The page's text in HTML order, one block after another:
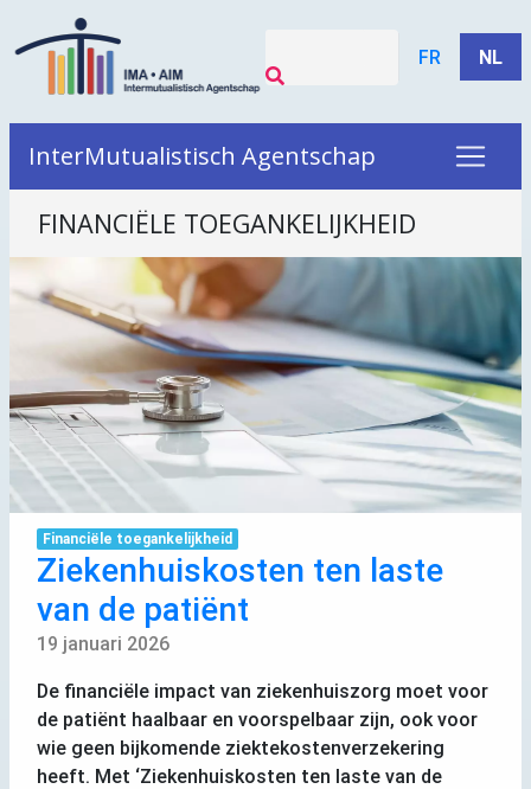
FR NL
InterMutualistisch Agentschap
FINANCIËLE TOEGANKELIJKHEID
Financiële toegankelijkheid
Ziekenhuiskosten ten laste
van de patiënt
19 januari 2026
De financiële impact van ziekenhuiszorg moet voor
de patiënt haalbaar en voorspelbaar zijn, ook voor
wie geen bijkomende ziektekostenverzekering
heeft. Met ‘Ziekenhuiskosten ten laste van de